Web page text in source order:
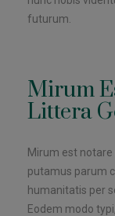
futurum.
Mirum
Littera
Mirum est
putamus parum
humanitatis per
Eodem modo